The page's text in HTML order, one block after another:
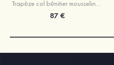
Trapèze col bénitier mousseline courte/mini robe de fête de la rentrée
87 €